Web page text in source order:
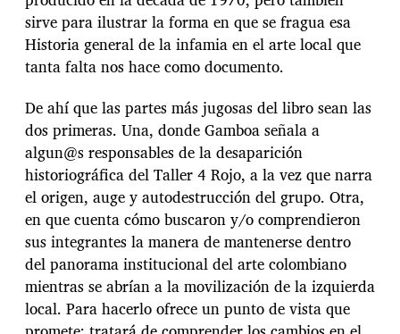
sirve para ilustrar la forma en que se fragua esa
Historia general de la infamia en el arte local que
tanta falta nos hace como documento.
De ahí que las partes más jugosas del libro sean las
dos primeras. Una, donde Gamboa señala a
algun@s responsables de la desaparición
historiográfica del Taller 4 Rojo, a la vez que narra
el origen, auge y autodestrucción del grupo. Otra,
en que cuenta cómo buscaron y/o comprendieron
sus integrantes la manera de mantenerse dentro
del panorama institucional del arte colombiano
mientras se abrían a la movilización de la izquierda
local. Para hacerlo ofrece un punto de vista que